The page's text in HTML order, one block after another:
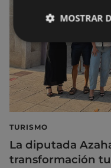
TURISMO
La diputada
transformación
MOSTRAR